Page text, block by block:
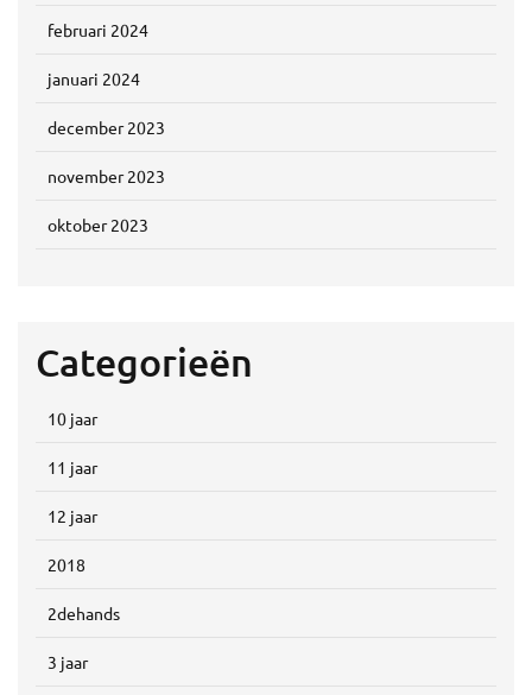
februari 2024
januari 2024
december 2023
november 2023
oktober 2023
Categorieën
10 jaar
11 jaar
12 jaar
2018
2dehands
3 jaar